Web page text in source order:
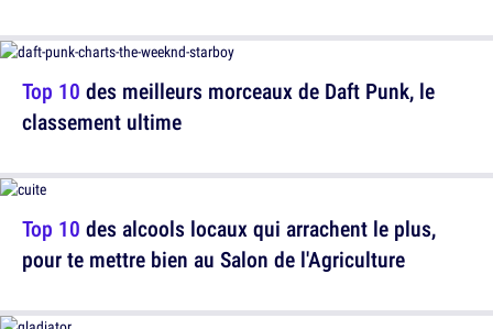
Top 10 des meilleurs morceaux de Daft Punk, le
classement ultime
Top 10 des alcools locaux qui arrachent le plus,
pour te mettre bien au Salon de l'Agriculture